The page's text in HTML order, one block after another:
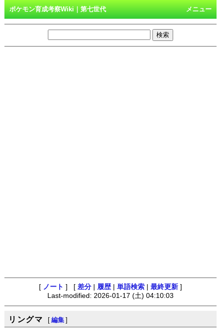
メニュー
ポケモン育成考察Wiki｜第七世代
[ ノート ] [ 差分 履歴 単語検索 最終更新 ]
Last-modified: 2026-01-17 (土) 04:10:03
リングマ [ 編集 ]